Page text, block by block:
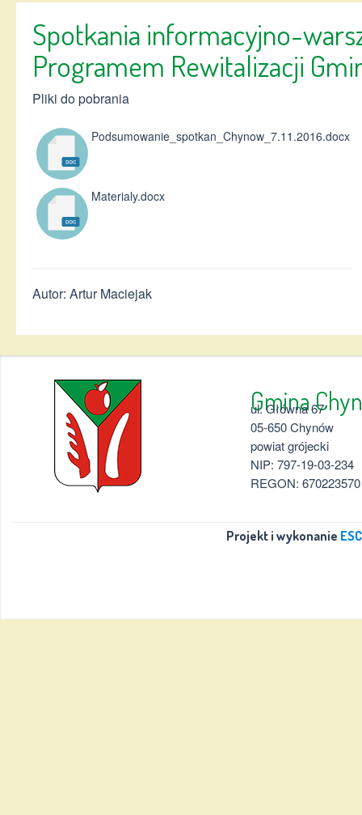
Spotkania informacyjno-
Programem Rewitalizacji
Pliki do pobrania
Podsumowanie_spotkan_Chynow_7.11.2016.docx
Materialy.docx
Autor: Artur Maciejak
Gmina
ul. Główna 67
05-650 Chynów
powiat grójecki
NIP: 797-19-03-234
REGON: 670223570
Projekt i wykonanie ESC